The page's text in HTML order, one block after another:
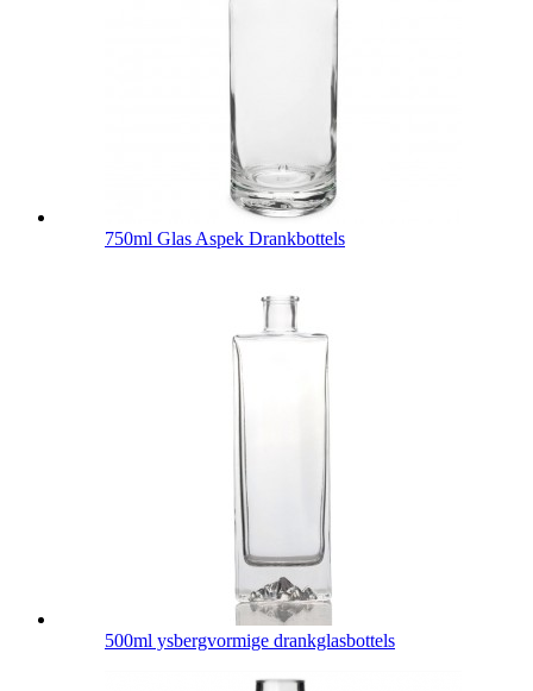
750ml Glas Aspek Drankbottels
500ml ysbergvormige drankglasbottels